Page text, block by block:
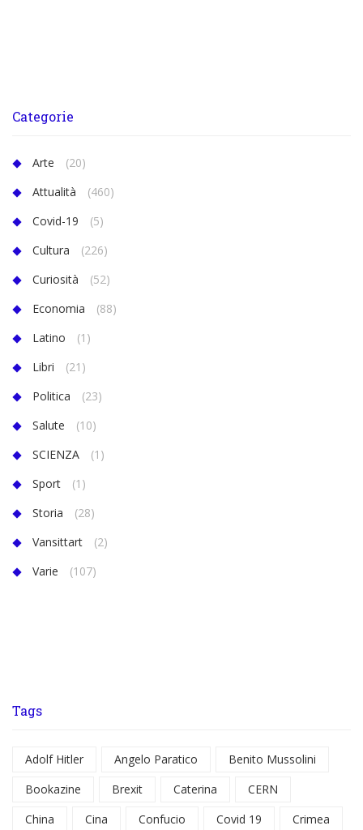
Categorie
Arte
(20)
Attualità
(460)
Covid-19
(5)
Cultura
(226)
Curiosità
(52)
Economia
(88)
Latino
(1)
Libri
(21)
Politica
(23)
Salute
(10)
SCIENZA
(1)
Sport
(1)
Storia
(28)
Vansittart
(2)
Varie
(107)
Tags
Adolf Hitler Angelo Paratico
Benito Mussolini
Bookazine
Brexit Caterina
CERN
China
Cina Confucio Covid 19
Crimea